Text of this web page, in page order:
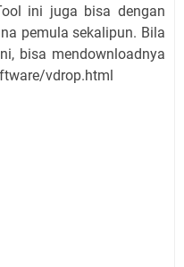
ini juga bisa dengan
pemula sekalipun. Bila
bisa mendownloadnya
vdrop.html